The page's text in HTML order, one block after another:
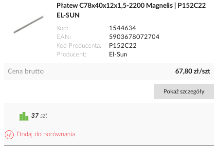
Płatew C78x40x12x1,5-2200 Magnelis | P152C22
EL-SUN
Kod
1544634
EAN
5903678072704
Kod Producenta
P152C22
Producent
El-Sun
Cena brutto 67,80 zł/szt
Pokaż szczegóły
Dodaj do porównania
37 szt